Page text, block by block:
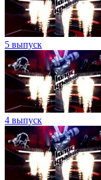
5 выпуск
4 выпуск